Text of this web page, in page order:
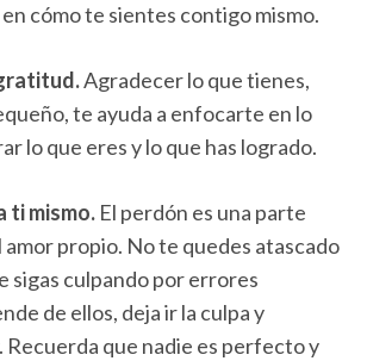
cómo te sientes contigo mismo.
Agradecer lo que tienes,
te ayuda a enfocarte en lo
lo que eres y lo que has logrado.
ti mismo. El perdón es una parte
propio. No te quedes atascado
sigas culpando por errores
de ellos, deja ir la culpa y
que nadie es perfecto y